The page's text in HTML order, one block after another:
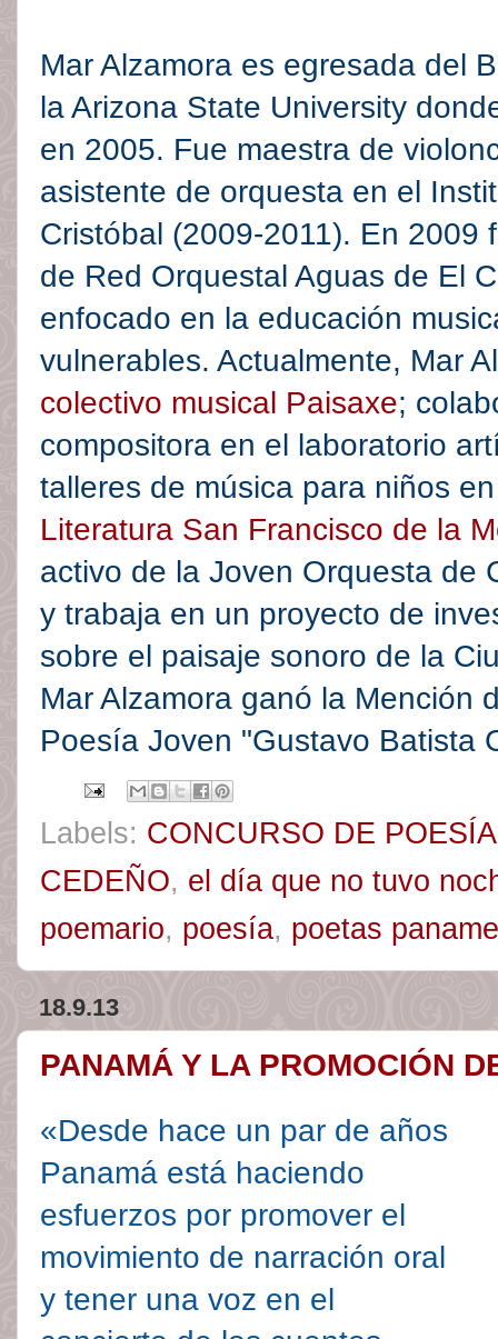
Mar Alzamora es egresada del
la Arizona State University
en 2005. Fue maestra de
asistente de orquesta en el
Cristóbal (2009-2011). En 2009
de Red Orquestal Aguas de El
enfocado en la educación
vulnerables. Actualmente, Mar
colectivo musical Paisaxe;
compositora en el laboratorio
talleres de música para niños
Literatura San Francisco de la
activo de la Joven Orquesta de
y trabaja en un proyecto de
sobre el paisaje sonoro de la
Mar Alzamora ganó la Mención
Poesía Joven "Gustavo Batista
Labels: CONCURSO DE
CEDEÑO, el día que no tuvo
poemario, poesía, poetas
18.9.13
PANAMÁ Y LA PROMOCIÓN
«Desde hace un par de años
Panamá está haciendo
esfuerzos por promover el
movimiento de narración oral
y tener una voz en el